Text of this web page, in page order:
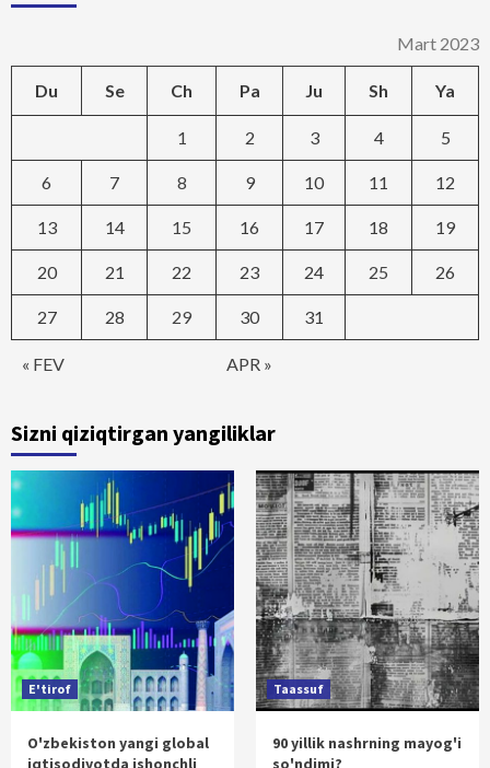
Mart 2023
Du Se Ch Pa Ju Sh Ya
« FEV APR »
1 2 3 4 5
6 7 8 9 10 11 12
13 14 15 16 17 18 19
20 21 22 23 24 25 26
27 28 29 30 31
Sizni qiziqtirgan yangiliklar
E'tirof
O'zbekiston yangi global
iqtisodiyotda ishonchli
Taassuf
90 yillik nashrning mayog'i
so'ndimi?